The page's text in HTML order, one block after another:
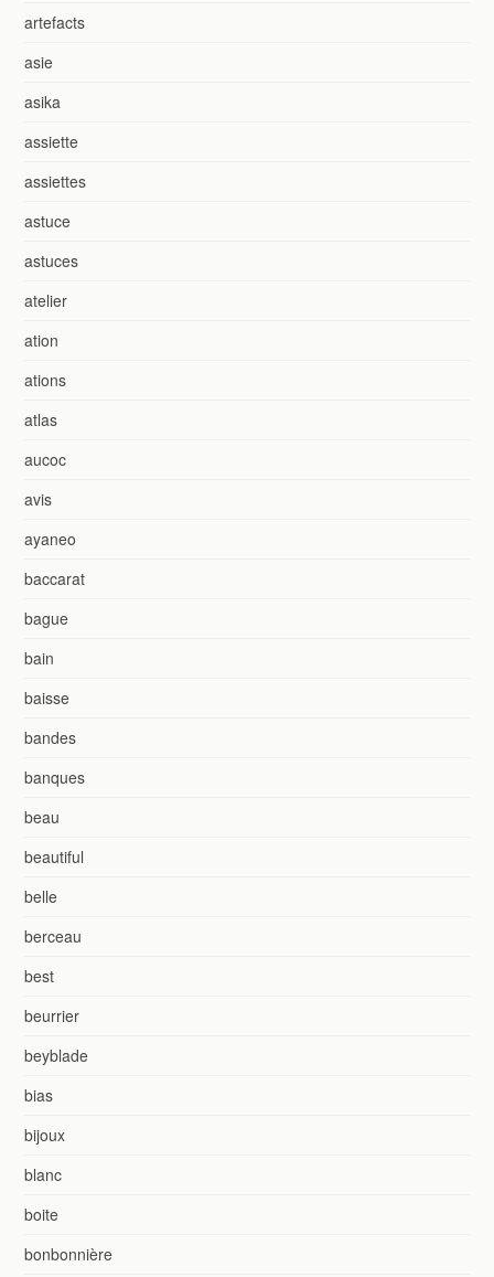
artefacts
asie
asika
assiette
assiettes
astuce
astuces
atelier
ation
ations
atlas
aucoc
avis
ayaneo
baccarat
bague
bain
baisse
bandes
banques
beau
beautiful
belle
berceau
best
beurrier
beyblade
bias
bijoux
blanc
boite
bonbonnière